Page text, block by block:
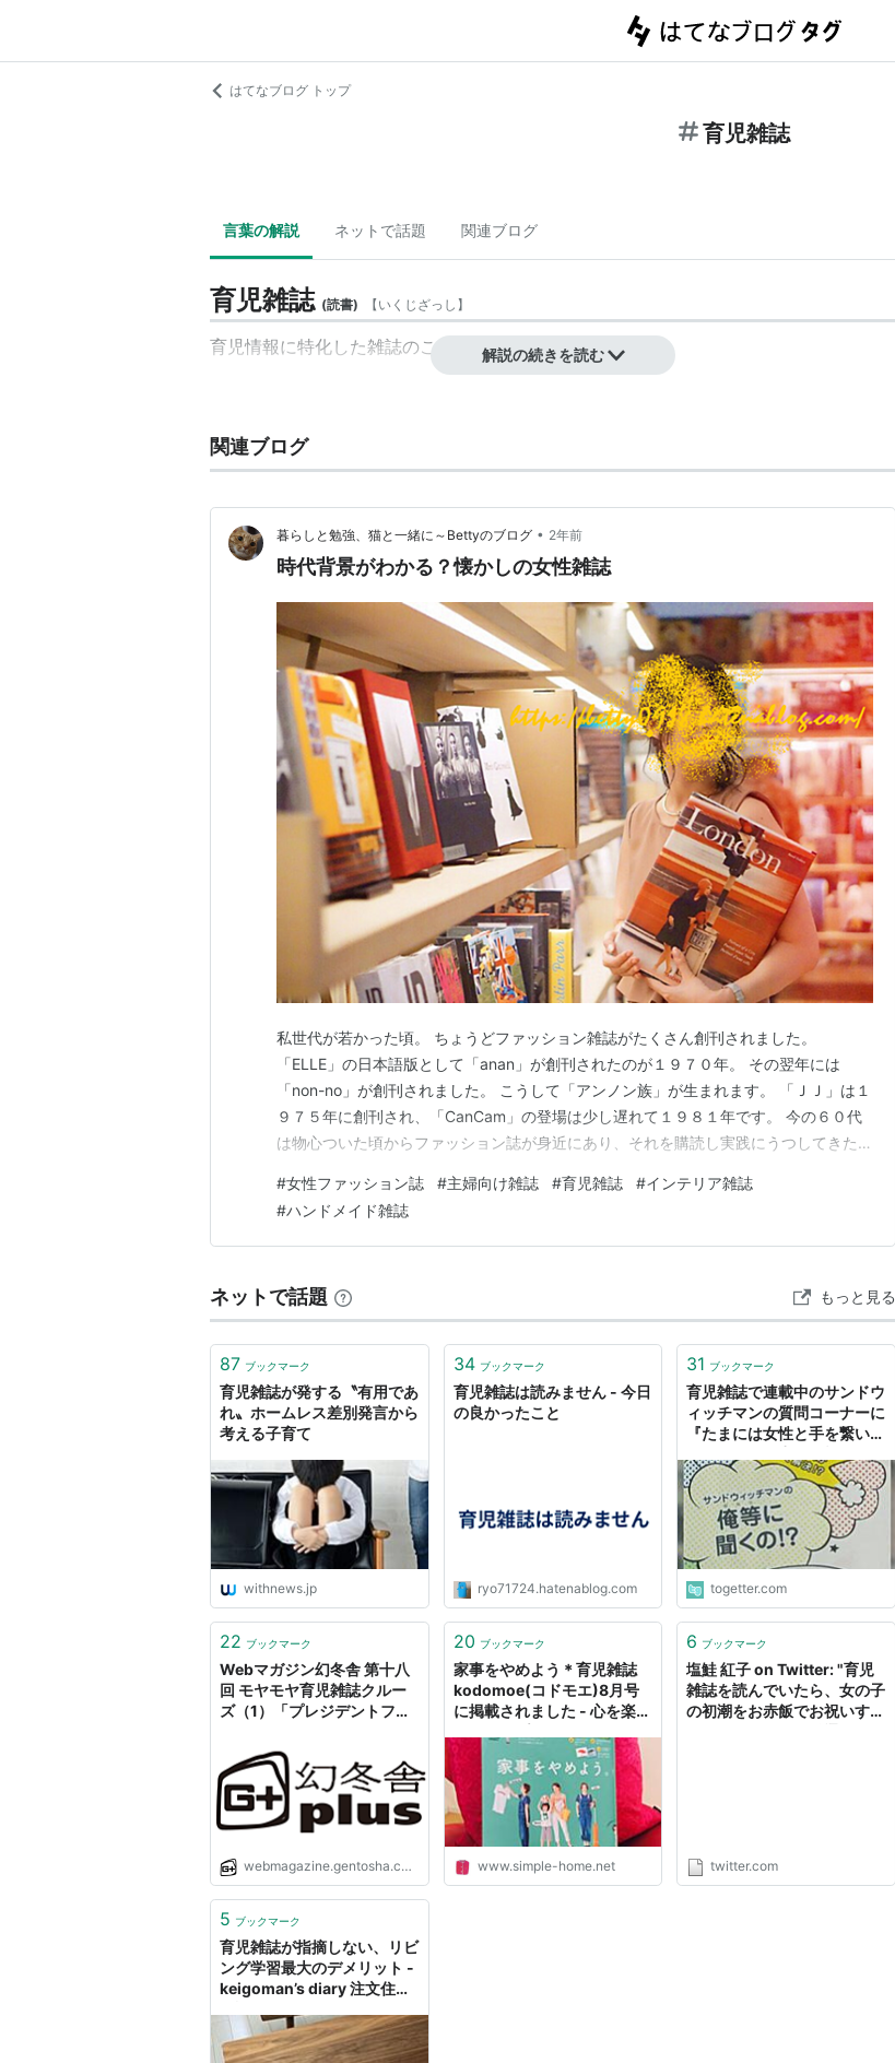
はてなブログ トップ
育児雑誌
言葉の解説 ネットで話題 関連ブログ
育児雑誌 (読書) 【いくじざっし 】
育児情報に特化した雑誌のこと。 解説の続きを読む
関連ブログ
暮らしと勉強、猫と一緒に～Bettyのブログ • 2年前
時代背景がわかる？懐かしの女性雑誌
私世代が若かった頃。 ちょうどファッション雑誌がたくさん創刊されました。
「ELLE」の日本語版として「anan」が創刊されたのが１９７０年。 その翌年には
「non-no」が創刊されました。 こうして「アンノン族」が生まれます。 「ＪＪ」は１
９７５年に創刊され、「CanCam」の登場は少し遅れて１９８１年です。 今の６０代
は物心ついた頃からファッション誌が身近にあり、それを購読し実践にうつしてきた世
「別冊マーガレット」と「りぼん」も毎月買っていた。 短大に入ってからは、「Ｊ
Ｊ」そして「CanCam」を毎月買…
#女性ファッション誌 #主婦向け雑誌 #育児雑誌 #インテリア雑誌
#ハンドメイド雑誌
ネットで話題 もっと見る
87 ブックマーク
育児雑誌が発する〝有用であ
れ〟ホームレス差別発言から
考える子育て
withnews.jp
34 ブックマーク
育児雑誌は読みません - 今日
の良かったこと
ryo71724.hatenablog.com
31 ブックマーク
育児雑誌で連載中のサンドウ
ィッチマンの質問コーナーに
『たまには女性と手を繋いだ
イ』という男性→サンドの回
答がスッキリで気持ち良かっ
た
togetter.com
22 ブックマーク
Webマガジン幻冬舎 第十八
回 モヤモヤ育児雑誌クルー
ズ（1）「プレジデントファ
webmagazine.gentosha.co.jp
20 ブックマーク
家事をやめよう＊育児雑誌
kodomoe(コドモエ)8月号
に掲載されました - 心を楽
www.simple-home.net
6 ブックマーク
塩鮭 紅子 on Twitter: "育児
雑誌を読んでいたら、女の子
の初潮をお赤飯でお祝いする
ゃない限り。"
twitter.com
5 ブックマーク
育児雑誌が指摘しない、リビ
ング学習最大のデメリット -
keigoman’s diary 注文住宅